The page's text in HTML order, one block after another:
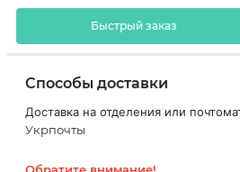
Быстрый заказ
Способы доставки
Доставка на отделения или
Укрпочты
Обратите внимание!